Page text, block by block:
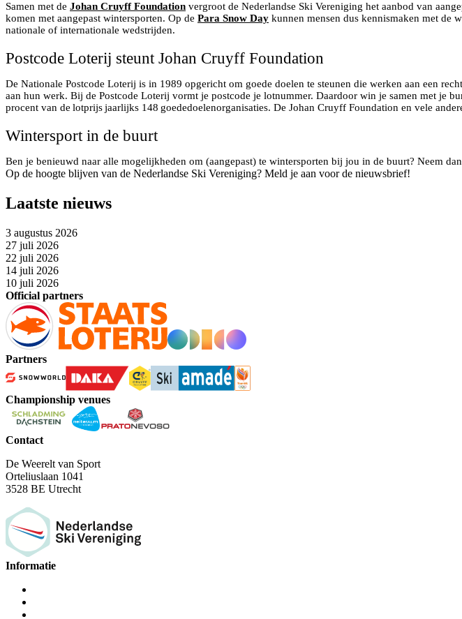
Samen met de Johan Cruyff Foundation vergroot de Nederlandse Ski Vereniging het aanbod van
komen met aangepast wintersporten. Op de Para Snow Day kunnen mensen dus kennismaken met de
nationale of internationale wedstrijden.
Postcode Loterij steunt Johan Cruyff Foundation
De Nationale Postcode Loterij is in 1989 opgericht om goede doelen te steunen die werken aan een
aan hun werk. Bij de Postcode Loterij vormt je postcode je lotnummer. Daardoor win je samen met je
procent van de lotprijs jaarlijks 148 goededoelenorganisaties. De Johan Cruyff Foundation en vele
Wintersport in de buurt
Ben je benieuwd naar alle mogelijkheden om (aangepast) te wintersporten bij jou in de buurt? Neem
Op de hoogte blijven van de Nederlandse Ski Vereniging? Meld je aan voor de nieuwsbrief!
Laatste nieuws
3 augustus 2026
27 juli 2026
22 juli 2026
14 juli 2026
10 juli 2026
Official partners
Partners
Championship venues
Contact
De Weerelt van Sport
Orteliuslaan 1041
3528 BE Utrecht
Informatie